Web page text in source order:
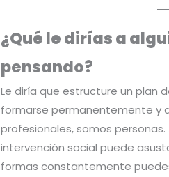
¿Qué le dirías a
pensando?
Le diría que estructure un plan
formarse permanentemente y
profesionales, somos
intervención social puede
formas constantemente